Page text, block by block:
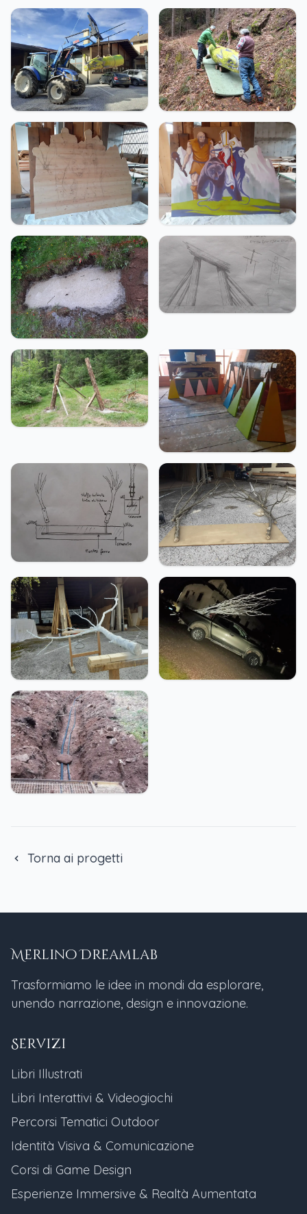
Torna ai progetti
Merlino Dreamlab
Trasformiamo le idee in mondi da esplorare,
unendo narrazione, design e innovazione.
Servizi
Libri Illustrati
Libri Interattivi & Videogiochi
Percorsi Tematici Outdoor
Identità Visiva & Comunicazione
Corsi di Game Design
Esperienze Immersive & Realtà Aumentata